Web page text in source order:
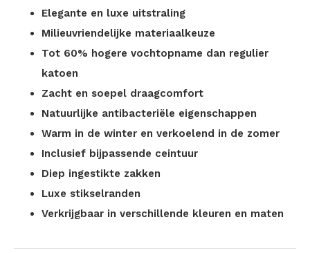
Elegante en luxe uitstraling
Milieuvriendelijke materiaalkeuze
Tot 60% hogere vochtopname dan regulier
katoen
Zacht en soepel draagcomfort
Natuurlijke antibacteriële eigenschappen
Warm in de winter en verkoelend in de zomer
Inclusief bijpassende ceintuur
Diep ingestikte zakken
Luxe stikselranden
Verkrijgbaar in verschillende kleuren en maten